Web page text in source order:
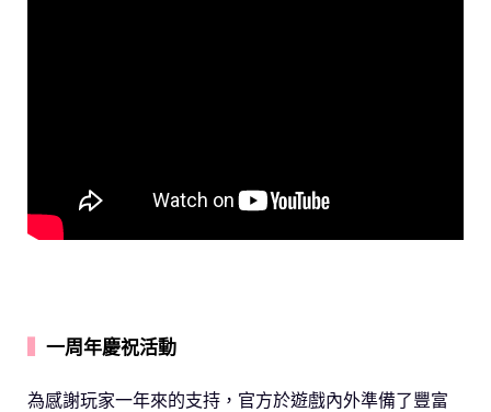
一周年慶祝活動
為感謝玩家一年來的支持，官方於遊戲內外準備了豐富